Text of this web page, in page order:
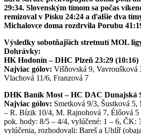
29:34. Slovenským tímom sa počas
remizoval v Písku 24:24 a ďalšie dva
Michalovce doma rozdrvila Porubu
Výsledky sobotňajších stretnutí MOL
Dohrávky:
HK Hodonín – DHC Plzeň 23:29 (10:16)
Najviac gólov: Višňovská 9, Vavroušková
Vlachová 11/6, Franzová 7
DHK Baník Most – HC DAC Dunajská
Najviac gólov: Smetková 9/3, Šustková
– R. Bízik 10/4, M. Rajnohová 7, Élőová 5
pok. hody: 8/5 – 4/4, vylúčené: 1 – 6, ČK:
vylúčenia, rozhodovali: Bareš a Uhlíř